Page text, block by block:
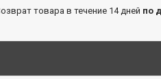
возврат товара в течение 14 дней по